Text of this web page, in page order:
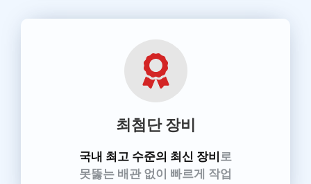
최첨단 장비
국내 최고 수준의 최신 장비로
못뚫는 배관 없이 빠르게 작업